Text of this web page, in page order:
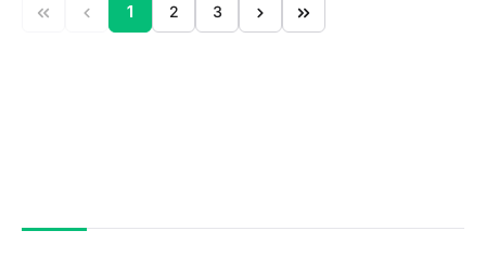
Seite
1
Seite
2
Seite
3